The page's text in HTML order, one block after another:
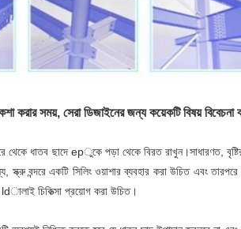
করার সময়, সেরা ডিজাইনের জন্য কয়েকটি বিষয়
থেকে ধাতব ছাদে epুকে পড়া থেকে বিরত রাখুন।সাধারণত,
স্ক্রু বন্দরে একটি সিলিং ওয়াশার ব্যবহার করা উচিত এবং
ldালাই চিকিত্সা প্রয়োগ করা উচিত।